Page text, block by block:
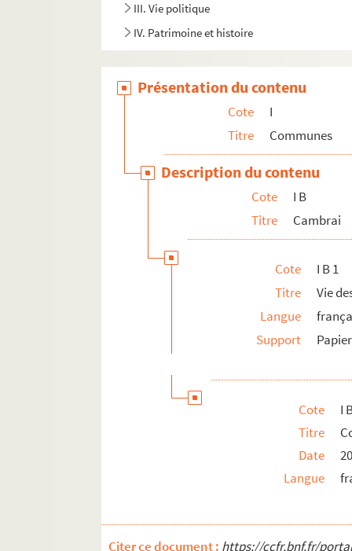
III. Vie politique
IV. Patrimoine et histoire
Présentation du contenu
Cote
I
Titre
Communes
Description du contenu
Cote
I B
Titre
Cambrai
Cote
I B 1
Titre
Vie
Langue
Support
Papier
Cote
I
Titre
Date
Langue
Citer ce document : https://ccfr.bnf.fr/